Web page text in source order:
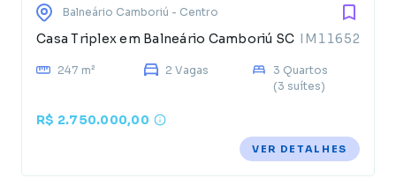
Balneário Camboriú - Centro
Casa Triplex em Balneário Camboriú SC IM11652
247 m² 2 Vagas
3 Quartos
(3 suítes)
R$ 2.750.000,00
VER DETALHES